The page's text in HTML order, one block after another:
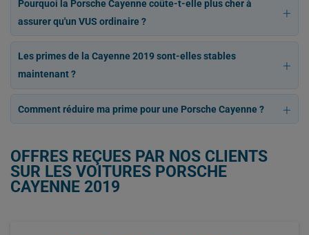
Pourquoi la Porsche Cayenne coûte-t-elle plus cher à
assurer qu'un VUS ordinaire ?
Les primes de la Cayenne 2019 sont-elles stables
maintenant ?
Comment réduire ma prime pour une Porsche Cayenne ?
OFFRES REÇUES PAR NOS CLIENTS
SUR LES VOITURES PORSCHE
CAYENNE 2019